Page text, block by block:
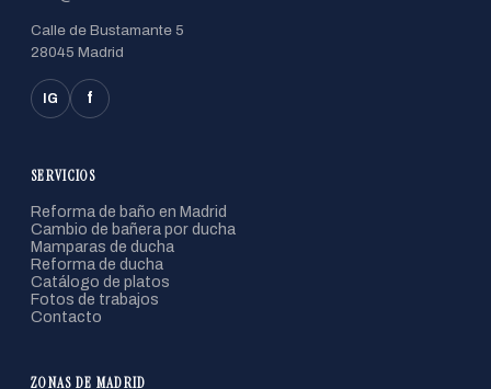
Calle de Bustamante 5
28045 Madrid
IG f
SERVICIOS
Reforma de baño en Madrid
Cambio de bañera por ducha
Mamparas de ducha
Reforma de ducha
Catálogo de platos
Fotos de trabajos
Contacto
ZONAS DE MADRID